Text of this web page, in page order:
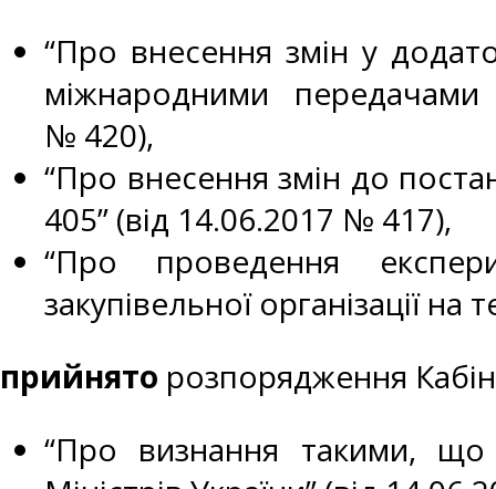
“Про внесення змін у
міжнародними передачами
№ 420),
“Про внесення змін до
405” (від 14.06.2017 № 417),
“Про проведення
закупівельної організації
прийнято розпорядження
“Про визнання такими, що